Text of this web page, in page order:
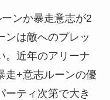
ンか暴走意志が2
ンは敵へのプレッ
。近年のアリーナ
走+意志ルーンの優
ーティ次第で大き